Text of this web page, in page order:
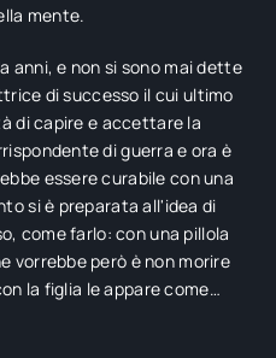
mente.
anni, e non si sono mai dette
di successo il cui ultimo
di capire e accettare la
di guerra e ora è
essere curabile con una
si è preparata all'idea di
come farlo: con una pillola
vorrebbe però è non morire
la figlia le appare come
chiede a Ingrid di